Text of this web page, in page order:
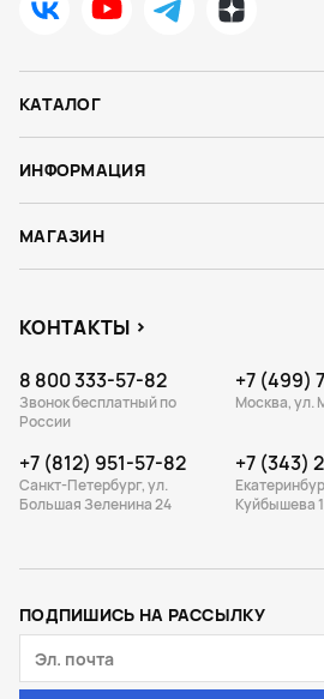
КАТАЛОГ
ИНФОРМАЦИЯ
МАГАЗИН
КОНТАКТЫ
8 800 333-57-82
Звонок бесплатный по
России
+7 (499)
Москва, ул.
+7 (812) 951-57-82
Санкт-Петербург, ул.
Большая Зеленина 24
+7 (343)
Куйбышева
ПОДПИШИСЬ НА РАССЫЛКУ